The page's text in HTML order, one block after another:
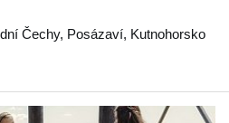
Čechy, Posázaví, Kutnohorsko